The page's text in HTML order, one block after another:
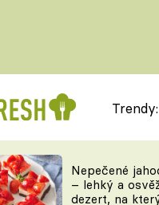
TEĎ VAŘÍ
Trendy:
Nepečené
– lehký a
dezert, na